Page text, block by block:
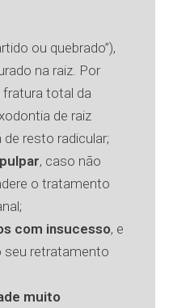
ou quebrado”),
na raiz. Por
total da
de raiz
resto radicular;
, caso não
o tratamento
com insucesso, e
seu retratamento
muito